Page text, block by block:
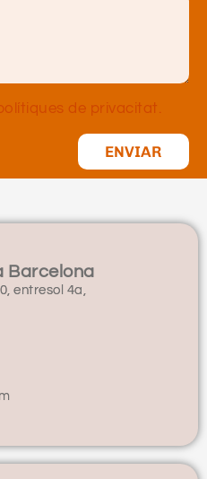
de privacitat.
ENVIAR
Barcelona
entresol 4a,